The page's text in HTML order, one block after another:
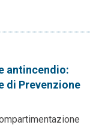
antincendio:
di Prevenzione